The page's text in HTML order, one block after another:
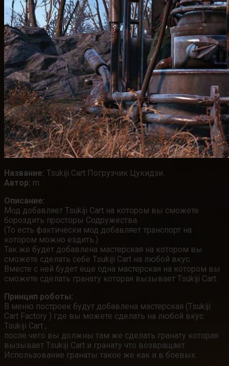
Название: Tsukiji Cart Погрузчик Цукидзи.
Автор: m
Описание:
Мод добавляет Tsukiji Cart на котором вы сможете
бороздить просторы Содружества.
(То есть фактически мод добавляет транспорт на
котором можно ездить.)
Так же будет добавлена мастерская на котором вы
сможете сделать себе Tsukiji Cart на любой вкус.
Вместе с ней будет еще одна мастерская на котором вы
сможете сделать гранату которая вызывает Tsukiji Cart.
Принцип роботы:
В меню построек будут добавлена мастерская (Tsukiji
Cart Factory ) где вы можете сделать на любой вкус
Tsukiji Cart ,
после чего вы должны там же сделать гранату которая
вызывает Tsukiji Cart и гранату что возвращает.
Использование гранаты такое же как и в боевых.